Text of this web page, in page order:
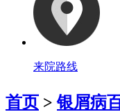
来院路线
首页 >银屑病